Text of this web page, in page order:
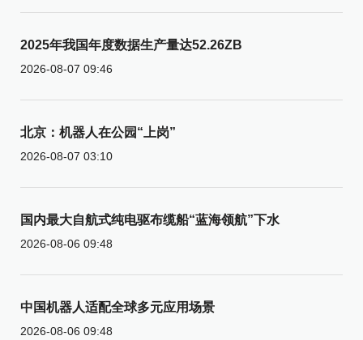
2025年我国年度数据生产量达52.26ZB
2026-08-07 09:46
北京：机器人在公园“上岗”
2026-08-07 03:10
国内最大自航式纯电驱布缆船“蓝海领航”下水
2026-08-06 09:48
中国机器人适配全球多元应用场景
2026-08-06 09:48